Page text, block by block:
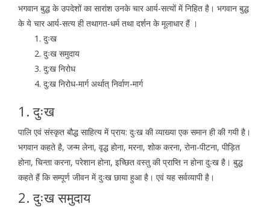
भगवान बुद्ध के उपदेशों का सारांश उनके चार आर्य-सत्यों में निहित है। भगवान बुद्ध
के ये चार आर्य-सत्य ही तथागत-धर्म तथा दर्शन के मूलाधार हैं ।
दुःख
दुःख समुदाय
दु:ख निरोध
दु:ख निरोध-मार्ग अर्थात् निर्वाण-मार्ग
1. दुःख
पालि एवं संस्कृत बौद्ध साहित्य में प्राय: दुःख की व्याख्या एक समान ही की गयी है।
भगवान कहते है, जन्म लेना, वृद्ध होना, मरना, शोक करना, रोना-पीटना, पीड़ित
होना, चिन्ता करना, परेशान होना, इच्छित वस्तु की प्राप्ति न होना दुःख है। बुद्ध
कहते हैं कि सम्पूर्ण जीवन में दुःख छाया हुआ है। एवं यह सर्वव्यापी है।
2. दुःख समुदाय